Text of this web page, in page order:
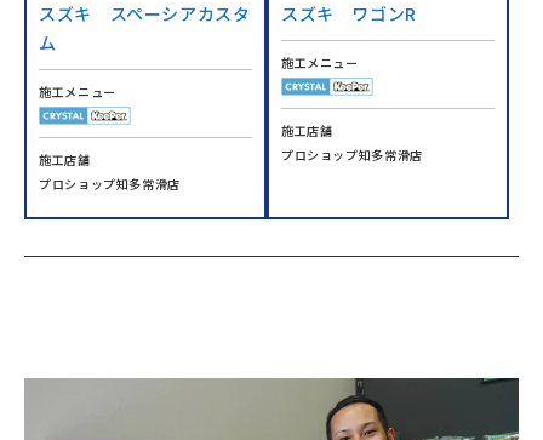
スズキ スペーシアカスタ
ム
施工メニュー
施工店舗
プロショップ知多常滑店
スズキ ワゴンR
施工メニュー
施工店舗
プロショップ知多常滑店